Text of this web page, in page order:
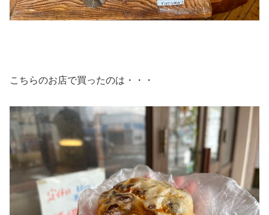
こちらのお店で買ったのは・・・